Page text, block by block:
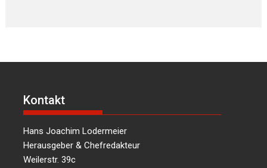
Kontakt
Hans Joachim Lodermeier
Herausgeber & Chefredakteur
Weilerstr. 39c